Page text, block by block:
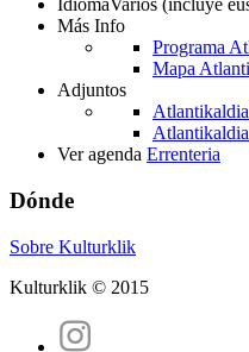
IdiomaVarios (incluye
Más Info
Programa
Mapa
Adjuntos
Ver agenda Errenteria
Dónde
Sobre Kulturklik
Kulturklik © 2015